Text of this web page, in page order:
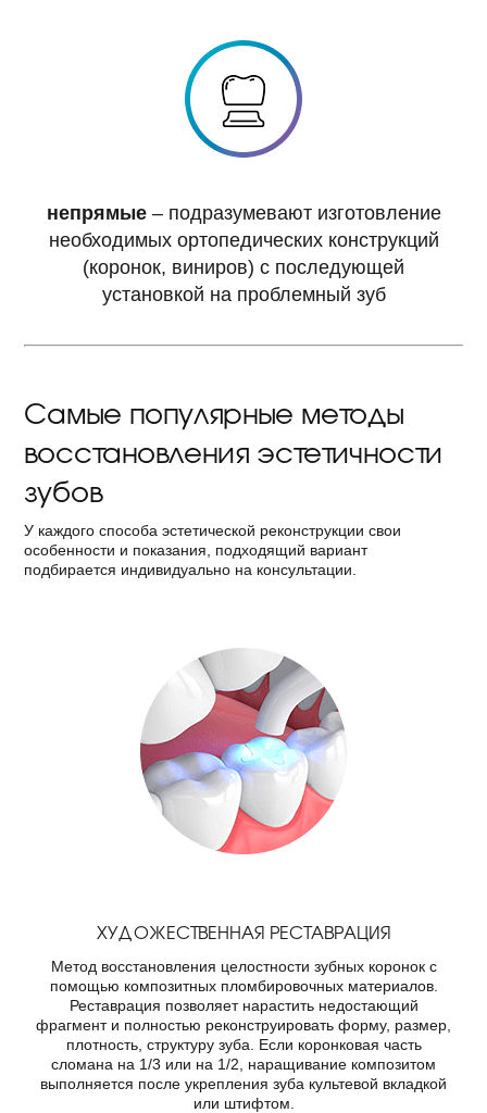
непрямые– подразумевают изготовление
необходимых ортопедических конструкций
(коронок, виниров) с последующей
установкой на проблемный зуб
Самые популярные методы
восстановления эстетичности
зубов
У каждого способа эстетической реконструкции свои
особенности и показания, подходящий вариант
подбирается индивидуально на консультации.
ХУДОЖЕСТВЕННАЯ РЕСТАВРАЦИЯ
Метод восстановления целостности зубных коронок с
помощью композитных пломбировочных материалов.
Реставрация позволяет нарастить недостающий
фрагмент и полностью реконструировать форму, размер,
плотность, структуру зуба. Если коронковая часть
сломана на 1/3 или на 1/2, наращивание композитом
выполняется после укрепления зуба культевой вкладкой
или штифтом.